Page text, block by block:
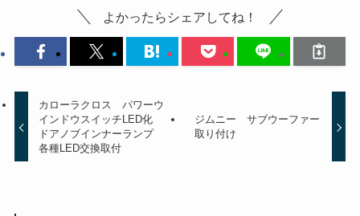
よかったらシェアしてね！
カローラクロス パワーウ
インドウスイッチLED化
ドアノブインナーランプ
各種LED交換取付
ジムニー サブウーファー
取り付け